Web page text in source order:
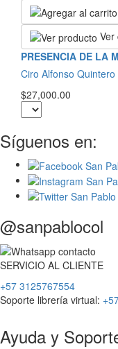
Ver
PRESENCIA DE LA
Ciro Alfonso Quintero
$27,000.00
Síguenos en:
@sanpablocol
SERVICIO AL CLIENTE
+57 3125767554
Soporte librería virtual:
Ayuda y